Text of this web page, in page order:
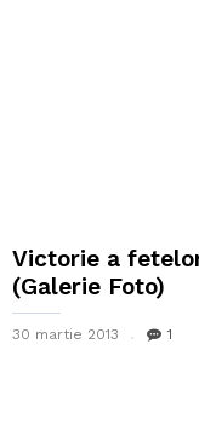
Victorie a
(Galerie Foto)
30 martie 2013 1